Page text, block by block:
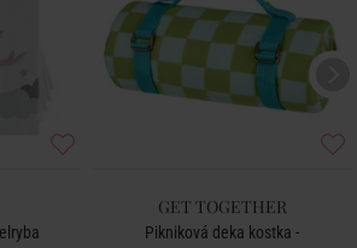
GET TOGETHER
Pikniková deka kostka -